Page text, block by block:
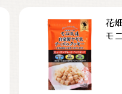
花
モ